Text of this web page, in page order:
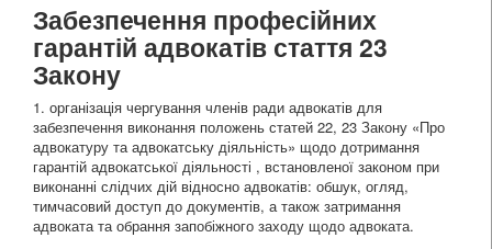
Забезпечення професійних
гарантій адвокатів стаття 23
Закону
1. організація чергування членів ради адвокатів для
забезпечення виконання положень статей 22, 23 Закону «Про
адвокатуру та адвокатську діяльність» щодо дотримання
гарантій адвокатської діяльності , встановленої законом при
виконанні слідчих дій відносно адвокатів: обшук, огляд,
тимчасовий доступ до документів, а також затримання
адвоката та обрання запобіжного заходу щодо адвоката.